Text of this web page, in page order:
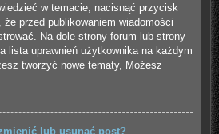
w temacie, nacisnąć przycisk
że przed publikowaniem wiadomości
Na dole strony forum lub strony
lista uprawnień użytkownika na każdym
tworzyć nowe tematy, Możesz
lub usunąć post?